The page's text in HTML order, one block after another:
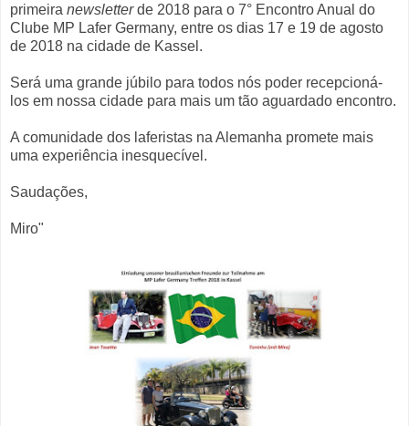
primeira newsletterde 2018 para o 7° Encontro Anual do
Clube MP Lafer Germany, entre os dias 17 e 19 de agosto
de 2018 na cidade de Kassel.
Será uma grande júbilo para todos nós poder recepcioná-
los em nossa cidade para mais um tão aguardado encontro.
A comunidade dos laferistas na Alemanha promete mais
uma experiência inesquecível.
Saudações,
Miro"